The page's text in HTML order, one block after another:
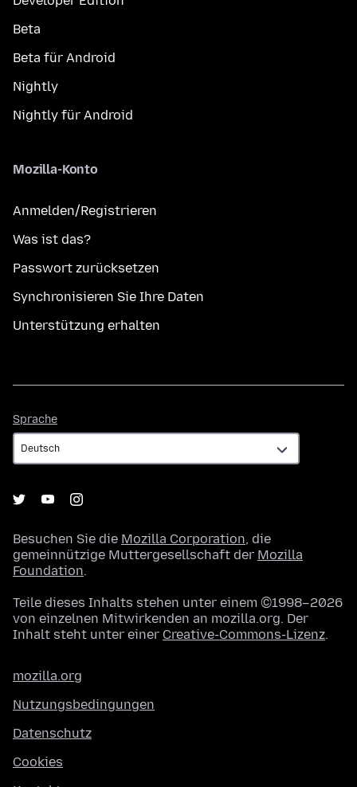
Beta
Beta für Android
Nightly
Nightly für Android
Mozilla-Konto
Anmelden/Registrieren
Was ist das?
Passwort zurücksetzen
Synchronisieren Sie Ihre Daten
Unterstützung erhalten
Sprache
Besuchen Sie die Mozilla Corporation, die
gemeinnützige Muttergesellschaft der Mozilla
Foundation.
Teile dieses Inhalts stehen unter einem ©1998–2026
von einzelnen Mitwirkenden an mozilla.org. Der
Inhalt steht unter einer Creative-Commons-Lizenz.
mozilla.org
Nutzungsbedingungen
Datenschutz
Cookies